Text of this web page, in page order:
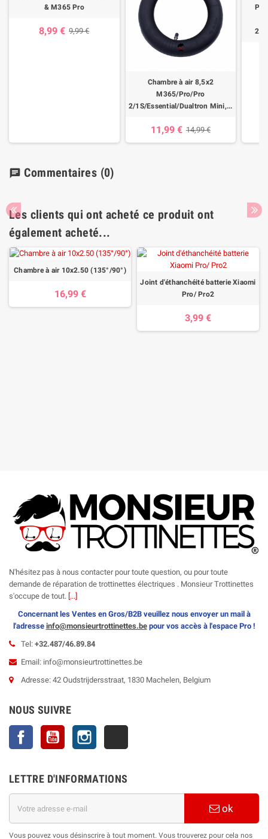
& M365 Pro
8,99 € 9,99 €
Chambre à air 8,5x2
M365/Pro/Pro
2/1S/Essential/Dualtron Mini,...
11,99 € 14,99 €
2/
chat Commentaires (0)
Les clients qui ont acheté ce produit ont
également acheté...
Chambre à air 10x2.50 (135°/90°)
16,99 €
Joint d'éthanchéité batterie Xiaomi
Pro/ Pro2
3,99 €
N'hésitez pas à nous contacter pour toute question, ou pour toute
demande de réparation de trottinettes électriques . Monsieur Trottinettes
s'occupe de tout. [...]
Concernant les Ventes en Gros/B2B veuillez nous envoyer un mail à
l'adresse info@monsieurtrottinettes.bepour vos accès à l'espace Pro !
Tel: +32.487/46.89.84
Email: info@monsieurtrottinettes.be
Adresse: 42 Oudstrijdersstraat, 1830 Machelen, Belgium
NOUS SUIVRE
Facebook YouTube
LETTRE D'INFORMATIONS
ok
Vous pouvez vous désinscrire à tout moment. Vous trouverez pour cela nos